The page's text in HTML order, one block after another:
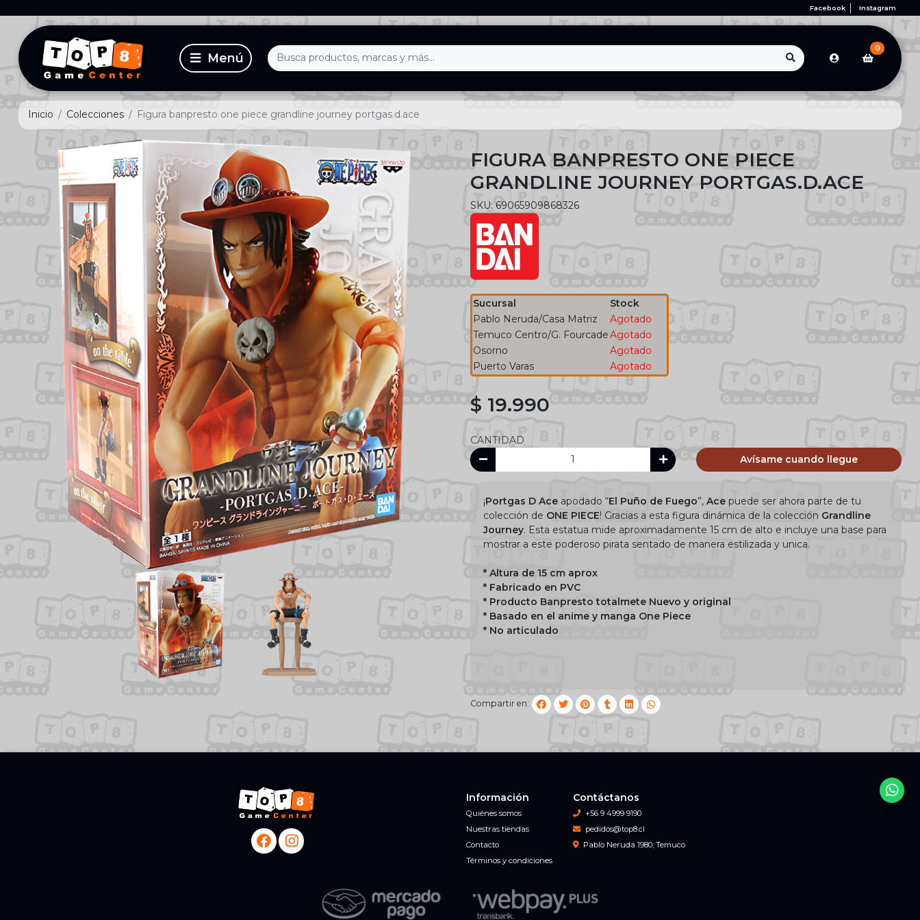
Facebook Instagram
0
Inicio Colecciones Figura banpresto one piece grandline journey portgas.d.ace
FIGURA BANPRESTO ONE PIECE
GRANDLINE JOURNEY PORTGAS.D.ACE
SKU: 69065909868326
Sucursal
Stock
Pablo Neruda/Casa Matriz
Agotado
Temuco Centro/G. FourcadeAgotado
Osorno
Agotado
Puerto Varas
Agotado
$ 19.990
CANTIDAD
Avísame cuando llegue
¡Portgas D Ace apodado “El Puño de Fuego”, Ace puede ser ahora parte de tu
colección de ONE PIECE! Gracias a esta figura dinámica de la colección Grandline
Journey. Esta estatua mide aproximadamente 15 cm de alto e incluye una base para
mostrar a este poderoso pirata sentado de manera estilizada y unica.
* Altura de 15 cm aprox
* Fabricado en PVC
* Producto Banpresto totalmete Nuevo y original
* Basado en el anime y manga One Piece
* No articulado
Compartir en:
Información
Quiénes somos
Nuestras tiendas
Contacto
Términos y condiciones
Contáctanos
+56 9 4999 9190
pedidos@top8.cl
Pablo Neruda 1980, Temuco